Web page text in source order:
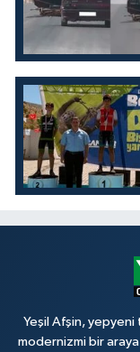
Yeşil Afşin, yepyeni
modernizmi bir